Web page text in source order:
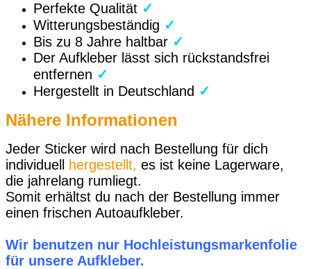
Perfekte Qualität ✓
Witterungsbeständig ✓
Bis zu 8 Jahre haltbar ✓
Der Aufkleber lässt sich rückstandsfrei
entfernen ✓
Hergestellt in Deutschland ✓
Nähere Informationen
Jeder Sticker wird nach Bestellung für dich
individuell
hergestellt, es ist keine Lagerware,
die jahrelang rumliegt.
Somit erhältst du nach der Bestellung immer
einen frischen Autoaufkleber.
Wir benutzen nur Hochleistungsmarkenfolie
für unsere Aufkleber.